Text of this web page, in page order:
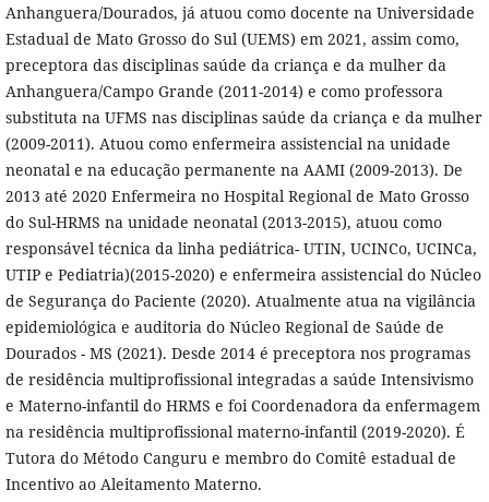
Anhanguera/Dourados, já atuou como docente na Universidade
Estadual de Mato Grosso do Sul (UEMS) em 2021, assim como,
preceptora das disciplinas saúde da criança e da mulher da
Anhanguera/Campo Grande (2011-2014) e como professora
substituta na UFMS nas disciplinas saúde da criança e da mulher
(2009-2011). Atuou como enfermeira assistencial na unidade
neonatal e na educação permanente na AAMI (2009-2013). De
2013 até 2020 Enfermeira no Hospital Regional de Mato Grosso
do Sul-HRMS na unidade neonatal (2013-2015), atuou como
responsável técnica da linha pediátrica- UTIN, UCINCo, UCINCa,
UTIP e Pediatria)(2015-2020) e enfermeira assistencial do Núcleo
de Segurança do Paciente (2020). Atualmente atua na vigilância
epidemiológica e auditoria do Núcleo Regional de Saúde de
Dourados - MS (2021). Desde 2014 é preceptora nos programas
de residência multiprofissional integradas a saúde Intensivismo
e Materno-infantil do HRMS e foi Coordenadora da enfermagem
na residência multiprofissional materno-infantil (2019-2020). É
Tutora do Método Canguru e membro do Comitê estadual de
Incentivo ao Aleitamento Materno.